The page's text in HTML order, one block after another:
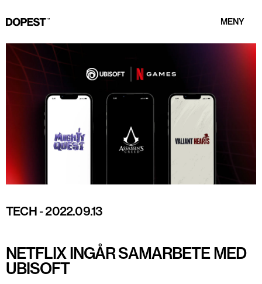
MENY
TECH-2022.09.13
NETFLIX INGÅR SAMARBETE MED
UBISOFT